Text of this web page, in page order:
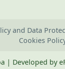
and Data
Cookies
| Developed by